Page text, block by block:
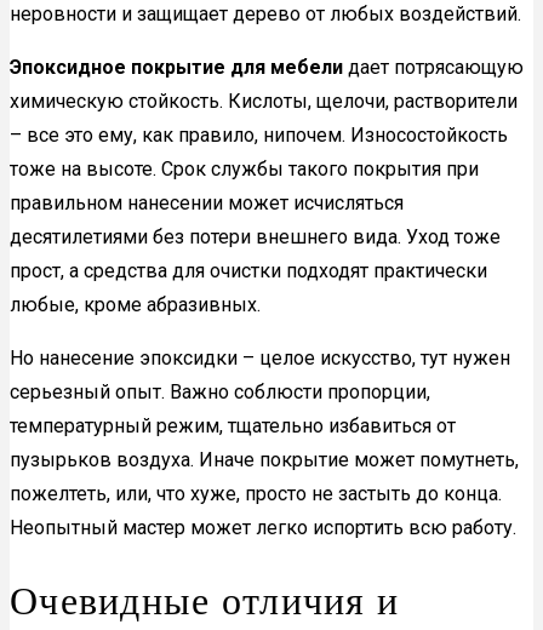
неровности и защищает дерево от любых воздействий.
Эпоксидное покрытие для мебели дает потрясающую
химическую стойкость. Кислоты, щелочи, растворители
– все это ему, как правило, нипочем. Износостойкость
тоже на высоте. Срок службы такого покрытия при
правильном нанесении может исчисляться
десятилетиями без потери внешнего вида. Уход тоже
прост, а средства для очистки подходят практически
любые, кроме абразивных.
Но нанесение эпоксидки – целое искусство, тут нужен
серьезный опыт. Важно соблюсти пропорции,
температурный режим, тщательно избавиться от
пузырьков воздуха. Иначе покрытие может помутнеть,
пожелтеть, или, что хуже, просто не застыть до конца.
Неопытный мастер может легко испортить всю работу.
Очевидные отличия и